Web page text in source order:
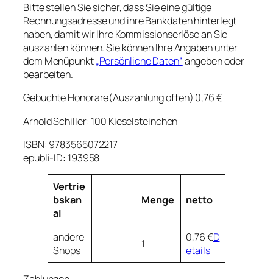
Bitte stellen Sie sicher, dass Sie eine gültige
Rechnungsadresse und ihre Bankdaten hinterlegt
haben, damit wir Ihre Kommissionserlöse an Sie
auszahlen können. Sie können Ihre Angaben unter
dem Menüpunkt„Persönliche Daten“angeben oder
bearbeiten.
Gebuchte Honorare(Auszahlung offen) 0,76 €
Arnold Schiller: 100 Kieselsteinchen
ISBN: 9783565072217
epubli-ID: 193958
Vertrie
bskan
al
Menge netto
andere
Shops
1 0,76 €D
etails